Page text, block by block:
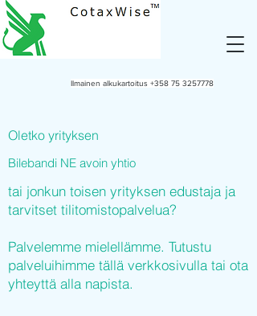
Ilmainen alkukartoitus +358 75 3257778
Oletko yrityksen
Bilebandi NE avoin yhtio
tai jonkun toisen yrityksen edustaja ja
tarvitset tilitomistopalvelua?
Palvelemme mielellämme. Tutustu
palveluihimme tällä verkkosivulla tai ota
yhteyttä alla napista.